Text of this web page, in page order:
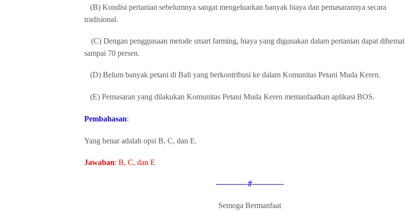
(B) Kondisi pertanian sebelumnya sangat mengeluarkan banyak biaya dan pemasarannya secara
tradisional.
(C) Dengan penggunaan metode smart farming, biaya yang digunakan dalam pertanian dapat dihemat
sampai 70 persen.
(D) Belum banyak petani di Bali yang berkontribusi ke dalam Komunitas Petani Muda Keren.
(E) Pemasaran yang dilakukan Komunitas Petani Muda Keren memanfaatkan aplikasi BOS.
Pembahasan:
Yang benar adalah opsi B, C, dan E.
Jawaban: B, C, dan E
----------------#----------------
Semoga Bermanfaat